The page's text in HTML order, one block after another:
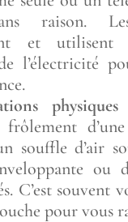
raison.
et utilisent
l’électricité
souffle d’air
ou
C’est souvent
pour vous